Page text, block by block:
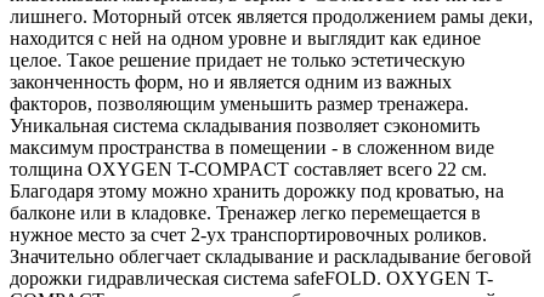
лишнего. Моторный отсек является продолжением рамы деки,
находится с ней на одном уровне и выглядит как единое
целое. Такое решение придает не только эстетическую
законченность форм, но и является одним из важных
факторов, позволяющим уменьшить размер тренажера.
Уникальная система складывания позволяет сэкономить
максимум пространства в помещении - в сложенном виде
толщина OXYGEN T-COMPACT составляет всего 22 см.
Благодаря этому можно хранить дорожку под кроватью, на
балконе или в кладовке. Тренажер легко перемещается в
нужное место за счет 2-ух транспортировочных роликов.
Значительно облегчает складывание и раскладывание беговой
дорожки гидравлическая система safeFOLD. OXYGEN T-